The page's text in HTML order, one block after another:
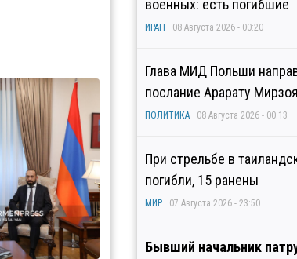
военных: есть погибшие
ИРАН 08 Августа 2026 - 00:20
Глава МИД Польши
послание Арарату
ПОЛИТИКА 08 Августа 2026 - 00:13
При стрельбе в
погибли, 15 ранены
МИР 07 Августа 2026 - 23:50
Бывший начальник